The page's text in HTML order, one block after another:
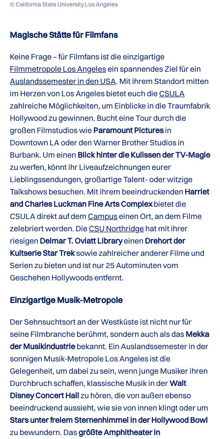
© California State University Los Angeles
Magische Stätte für Filmfans
Keine Frage – für Filmfans ist die einzigartige
Filmmetropole Los Angelesein spannendes Ziel für ein
Auslandssemester in den USA. Mit ihrem Standort mitten
im Herzen von Los Angeles bietet euch dieCSULA
zahlreiche Möglichkeiten, um Einblicke in die Traumfabrik
Hollywood zu gewinnen. Bucht eine Tour durch die
großen Filmstudios wie Paramount Picturesin
Downtown LA oder den Warner Brother Studios in
Burbank. Um einen Blick hinter die Kulissen der TV-Magie
zu werfen, könnt ihr Liveaufzeichnungen eurer
Lieblingssendungen, großartige Talent- oder witzige
Talkshows besuchen. Mit ihrem beeindruckenden Harriet
and Charles Luckman Fine Arts Complexbietet die
CSULA direkt auf dem Campuseinen Ort, an dem Filme
zelebriert werden. DieCSU Northridge hat mit ihrer
riesigen Delmar T. Oviatt Libraryeinen Drehort der
Kultserie Star Treksowie zahlreicher anderer Filme und
Serien zu bieten und ist nur 25 Autominuten vom
Geschehen Hollywoods entfernt.
Einzigartige Musik-Metropole
Der Sehnsuchtsort an der Westküste ist nicht nur für
seine Filmbranche berühmt, sondern auch als das Mekka
der Musikindustrie bekannt. Ein Auslandssemester in der
sonnigen Musik-Metropole Los Angeles ist die
Gelegenheit, um dabei zu sein, wenn junge Musiker ihren
Durchbruch schaffen, klassische Musik in derWalt
Disney Concert Hallzu hören, die von außen ebenso
beeindruckend aussieht, wie sie von innen klingt oder um
Stars unter freiem Sternenhimmel in der Hollywood Bowl
zu bewundern. Dasgrößte Amphitheater in